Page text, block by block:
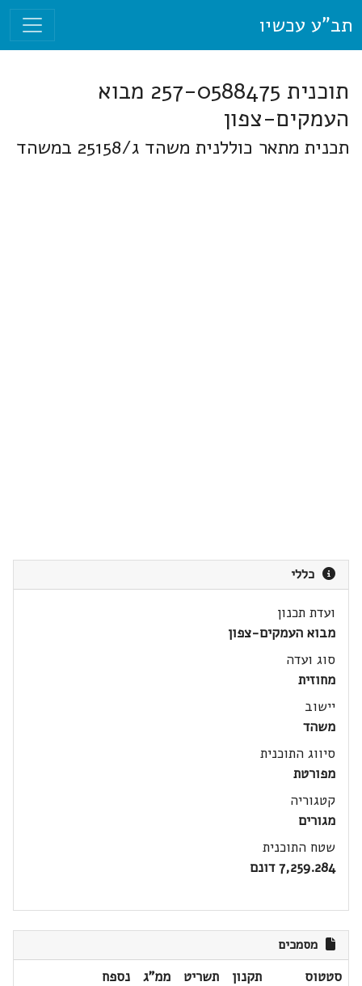
תב"ע עכשיו
תוכנית 257-0588475 מבוא
העמקים-צפון
תכנית מתאר כוללנית משהד ג/25158 במשהד
כללי
ועדת תכנון
מבוא העמקים-צפון
סוג ועדה
מחוזית
יישוב
משהד
סיווג התוכנית
מפורטת
קטגוריה
מגורים
שטח התוכנית
7,259.284 דונם
מסמכים
סטטוס תקנון תשריט ממ"ג
נספח